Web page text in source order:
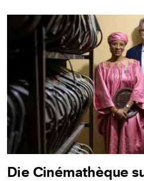
Die Cinémathèque